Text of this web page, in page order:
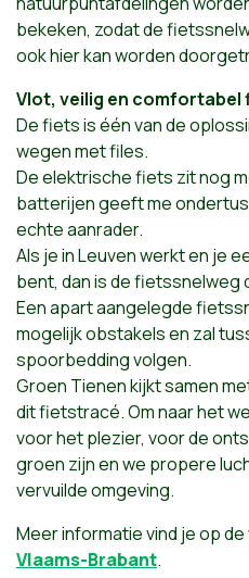
bekeken, zodat de
ook hier kan worden
Vlot, veilig en comfortabel
De fiets is één van de
wegen met files.
De elektrische fiets zit nog
batterijen geeft me
echte aanrader.
Als je in Leuven werkt en je
bent, dan is de fietssnelweg
Een apart aangelegde
mogelijk obstakels en zal
spoorbedding volgen.
Groen Tienen kijkt samen
dit fietstracé. Om naar het
voor het plezier, voor de
groen zijn en we propere
vervuilde omgeving.
Meer informatie vind je op
Vlaams-Brabant.